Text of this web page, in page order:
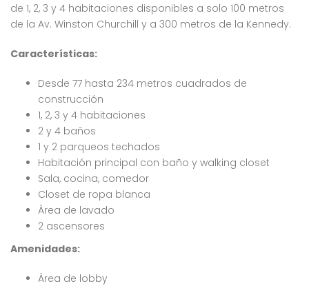
de 1, 2, 3 y 4 habitaciones disponibles a solo 100 metros
de la Av. Winston Churchill y a 300 metros de la Kennedy.
Características:
Desde 77 hasta 234 metros cuadrados de
construcción
1, 2, 3 y 4 habitaciones
2 y 4 baños
1 y 2 parqueos techados
Habitación principal con baño y walking closet
Sala, cocina, comedor
Closet de ropa blanca
Área de lavado
2 ascensores
Amenidades:
Área de lobby
Venta Apartamento Residencial Amalia